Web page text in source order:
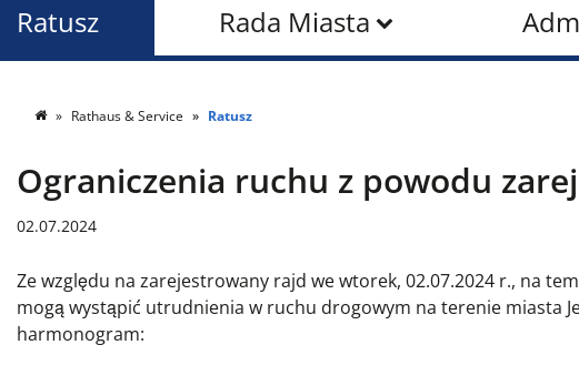
Rada Miasta
Ratusz
Rathaus & Service Ratusz
Ograniczenia ruchu z powodu
02.07.2024
Ze względu na zarejestrowany rajd we wtorek, 02.07.2024 r., na
mogą wystąpić utrudnienia w ruchu drogowym na terenie miasta
harmonogram: